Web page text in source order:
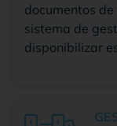
documentos
sistema de
disponibilizar